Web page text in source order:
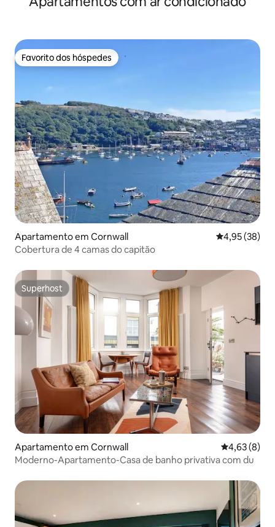
Favorito dos hóspedes
Favorito dos hóspedes
Apartamento em Cornwall Classificação
4,95 (38)
Cobertura de 4 camas do capitão
Superhost
Superhost
Apartamento em Cornwall
4,63 (8)
Moderno-Apartamento-Casa de banho privativa com du